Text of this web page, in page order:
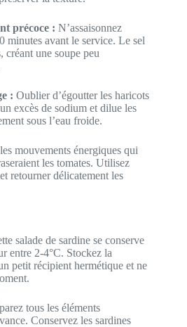
précoce : N’assaisonnez
minutes avant le service. Le sel
créant une soupe peu
: Oublier d’égoutter les haricots
excès de sodium et dilue les
sous l’eau froide.
mouvements énergiques qui
les tomates. Utilisez
retourner délicatement les
salade de sardine se conserve
entre 2-4°C. Stockez la
petit récipient hermétique et ne
tous les éléments
Conservez les sardines